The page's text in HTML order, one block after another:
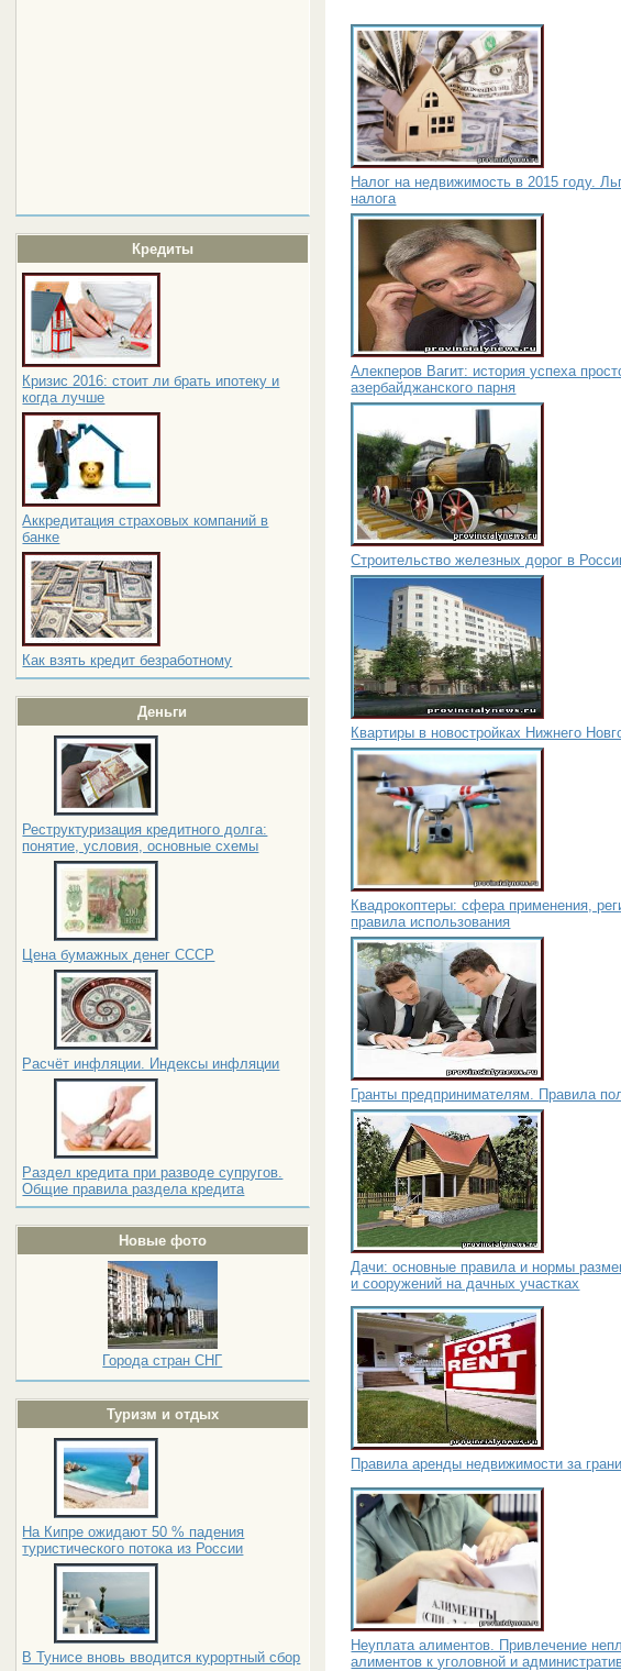
Кредиты
Кризис 2016: стоит ли брать ипотеку и
когда лучше
Аккредитация страховых компаний в
банке
Как взять кредит безработному
Деньги
Реструктуризация кредитного долга:
понятие, условия, основные схемы
Цена бумажных денег СССР
Расчёт инфляции. Индексы инфляции
Раздел кредита при разводе супругов.
Общие правила раздела кредита
Новые фото
Города стран СНГ
Туризм и отдых
На Кипре ожидают 50 % падения
туристического потока из России
В Тунисе вновь вводится курортный сбор
Налог на недвижимость в 2015 году.
налога
Алекперов Вагит: история успеха
азербайджанского парня
Строительство железных дорог в
Квартиры в новостройках Нижнего
Квадрокоптеры: сфера применения,
правила использования
Гранты предпринимателям. Правила
Дачи: основные правила и нормы
и сооружений на дачных участках
Правила аренды недвижимости за
Неуплата алиментов. Привлечение
алиментов к уголовной и